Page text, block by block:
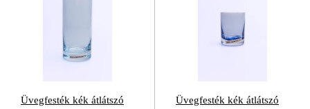
Üvegfesték kék átlátszó
Üvegfesték kék átlátszó